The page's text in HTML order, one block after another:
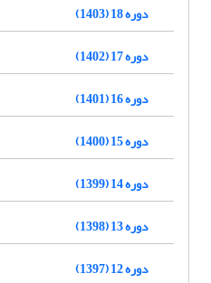
دوره 18 (1403)
دوره 17 (1402)
دوره 16 (1401)
دوره 15 (1400)
دوره 14 (1399)
دوره 13 (1398)
دوره 12 (1397)